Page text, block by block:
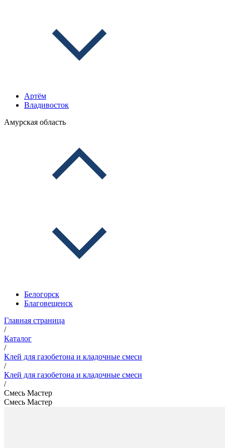
Артём
Владивосток
Амурская область
Белогорск
Благовещенск
Главная страница
/
Каталог
/
Клей для газобетона и кладочные смеси
/
Клей для газобетона и кладочные смеси
/
Смесь Мастер
Смесь Мастер